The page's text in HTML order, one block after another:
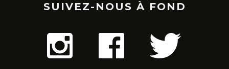
SUIVEZ-NOUS À FOND